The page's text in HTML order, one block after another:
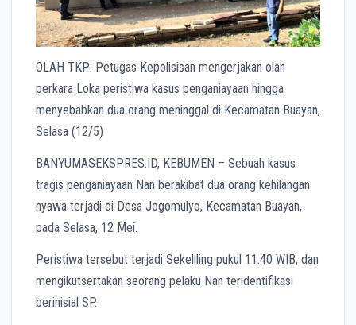
OLAH TKP: Petugas Kepolisisan mengerjakan olah
perkara Loka peristiwa kasus penganiayaan hingga
menyebabkan dua orang meninggal di Kecamatan Buayan,
Selasa (12/5)
BANYUMASEKSPRES.ID, KEBUMEN – Sebuah kasus
tragis penganiayaan Nan berakibat dua orang kehilangan
nyawa terjadi di Desa Jogomulyo, Kecamatan Buayan,
pada Selasa, 12 Mei.
Peristiwa tersebut terjadi Sekeliling pukul 11.40 WIB, dan
mengikutsertakan seorang pelaku Nan teridentifikasi
berinisial SP.